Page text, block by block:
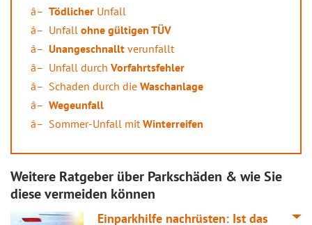
Tödlicher Unfall
Unfall ohne gültigen TÜV
Unangeschnallt verunfallt
Unfall durch Vorfahrtsfehler
Schaden durch die Waschanlage
Wegeunfall
Sommer-Unfall mitWinterreifen
Weitere Ratgeber über Parkschäden & wie Sie
diese vermeiden können
Einparkhilfe nachrüsten: Ist das